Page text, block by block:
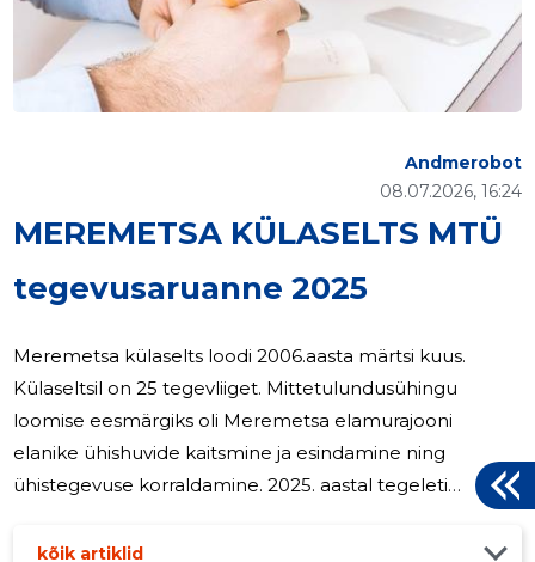
MEREMETSA KÜLASELTS MTÜ
tegevusaruanne 2025
08.07.2026, 16:24
Andmerobot
Meremetsa külaselts loodi 2006.aasta märtsi kuus.
Külaseltsil on 25 tegevliiget. Mittetulundusühingu
loomise eesmärgiks oli Meremetsa elamurajooni
elanike ühishuvide kaitsmine ja esindamine ning
ühistegevuse korraldamine. 2025. aastal tegeleti
oma piirkonna noortele ja teistele sportlikele inimestele
kõik artiklid